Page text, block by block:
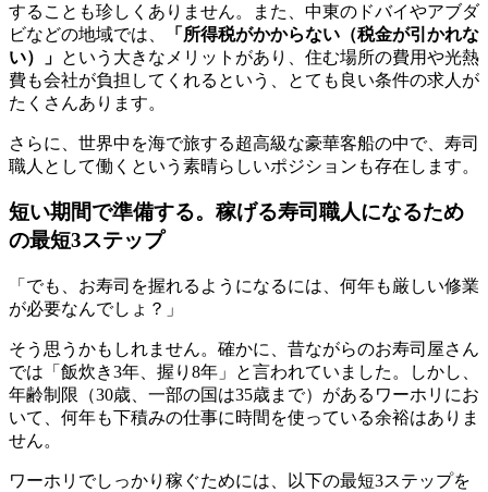
することも珍しくありません。また、中東のドバイやアブダ
ビなどの地域では、
「所得税がかからない（税金が引かれな
い）」 という大きなメリットがあり、住む場所の費用や光熱
費も会社が負担してくれるという、とても良い条件の求人が
たくさんあります。
さらに、世界中を海で旅する超高級な豪華客船の中で、寿司
職人として働くという素晴らしいポジションも存在します。
短い期間で準備する。稼げる寿司職人になるため
の最短3ステップ
「でも、お寿司を握れるようになるには、何年も厳しい修業
が必要なんでしょ？」
そう思うかもしれません。確かに、昔ながらのお寿司屋さん
では「飯炊き3年、握り8年」と言われていました。しかし、
年齢制限（30歳、一部の国は35歳まで）があるワーホリにお
いて、何年も下積みの仕事に時間を使っている余裕はありま
せん。
ワーホリでしっかり稼ぐためには、以下の最短3ステップを